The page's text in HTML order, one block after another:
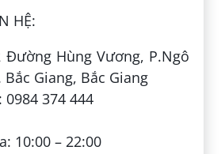
HỆ:
Hùng Vương, P.Ngô
Bắc Giang, Bắc Giang
374 444
10:00 – 22:00